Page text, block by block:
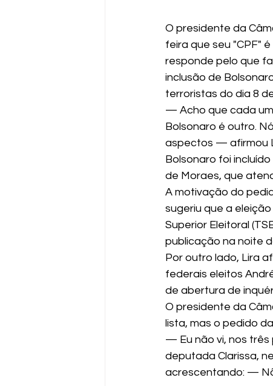
O presidente da
feira que seu "CPF"
responde pelo que
inclusão de
terroristas do dia 8
— Acho que cada um
Bolsonaro é outro.
aspectos — afirmou
Bolsonaro foi
de Moraes, que
A motivação do
sugeriu que a
Superior Eleitoral
publicação na noite
Por outro lado, Lira
federais eleitos
de abertura de
O presidente da
lista, mas o pedido
— Eu não vi, nos
deputada Clarissa,
acrescentando: —